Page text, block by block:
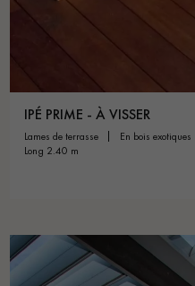
IPÉ PRIME - À VISSER
lames de terrasse en bois exotiques
long 2.40 m